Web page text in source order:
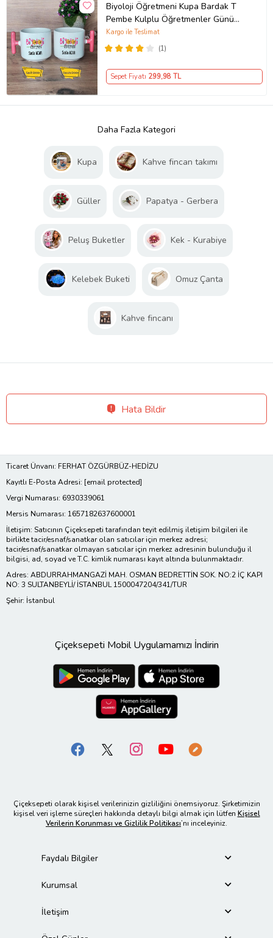
Biyoloji Öğretmeni Kupa Bardak T
Pembe Kulplu Öğretmenler Günü
Hediyesi Biyoloji Öğretmenine
Hediye
(1)
Kargo ile Teslimat
Sepet Fiyatı 299,98 TL
Daha Fazla Kategori
Kupa Kahve fincan takımı
Güller Papatya - Gerbera
Peluş Buketler Kek - Kurabiye
Kelebek Buketi Omuz Çanta
Kahve fincanı
Hata Bildir
Ticaret Ünvanı: FERHAT ÖZGÜRBÜZ-HEDİZU
Kayıtlı E-Posta Adresi: [email protected]
Vergi Numarası: 6930339061
Mersis Numarası: 1657182637600001
İletişim: Satıcının Çiçeksepeti tarafından teyit edilmiş iletişim bilgileri ile
birlikte tacir/esnaf/sanatkar olan satıcılar için merkez adresi;
tacir/esnaf/sanatkar olmayan satıcılar için merkez adresinin bulunduğu il
bilgisi, ad, soyad ve T.C. kimlik numarası kayıt altında bulunmaktadır.
Adres: ABDURRAHMANGAZİ MAH. OSMAN BEDRETTİN SOK. NO:2 İÇ KAPI
NO: 3 SULTANBEYLİ/ İSTANBUL 1500047204/341/TUR
Şehir: İstanbul
Çiçeksepeti Mobil Uygulamamızı İndirin
Çiçeksepeti olarak kişisel verilerinizin gizliliğini önemsiyoruz. Şirketimizin
kişisel veri işleme süreçleri hakkında detaylı bilgi almak için lütfen Kişisel
Verilerin Korunması ve Gizlilik Politikası’nı inceleyiniz.
Faydalı Bilgiler
Kurumsal
İletişim